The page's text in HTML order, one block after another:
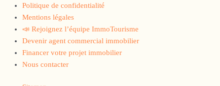
Politique de confidentialité
Mentions légales
📣 Rejoignez l’équipe ImmoTourisme
Devenir agent commercial immobilier
Financer votre projet immobilier
Nous contacter